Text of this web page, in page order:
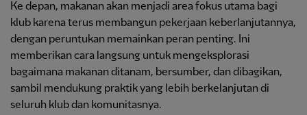
Ke depan, makanan akan menjadi area fokus utama bagi
klub karena terus membangun pekerjaan keberlanjutannya,
dengan peruntukan memainkan peran penting. Ini
memberikan cara langsung untuk mengeksplorasi
bagaimana makanan ditanam, bersumber, dan dibagikan,
sambil mendukung praktik yang lebih berkelanjutan di
seluruh klub dan komunitasnya.